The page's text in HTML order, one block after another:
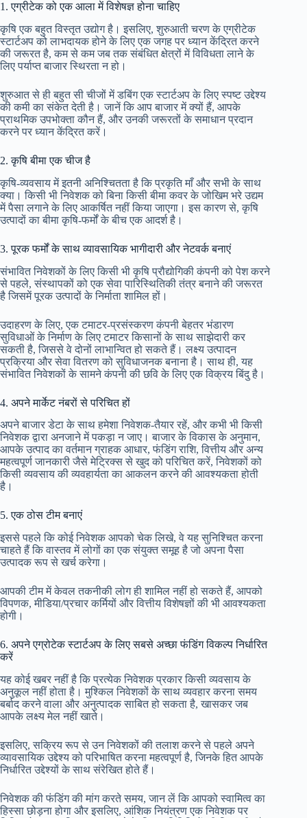
1. एग्रीटेक को एक आला में विशेषज्ञ होना चाहिए
कृषि एक बहुत विस्तृत उद्योग है। इसलिए, शुरुआती चरण के एग्रीटेक
स्टार्टअप को लाभदायक होने के लिए एक जगह पर ध्यान केंद्रित करने
की जरूरत है, कम से कम जब तक संबंधित क्षेत्रों में विविधता लाने के
लिए पर्याप्त बाजार स्थिरता न हो।
शुरुआत से ही बहुत सी चीजों में डबिंग एक स्टार्टअप के लिए स्पष्ट उद्देश्य
की कमी का संकेत देती है। जानें कि आप बाजार में क्यों हैं, आपके
प्राथमिक उपभोक्ता कौन हैं, और उनकी जरूरतों के समाधान प्रदान
करने पर ध्यान केंद्रित करें।
2. कृषि बीमा एक चीज है
कृषि-व्यवसाय में इतनी अनिश्चितता है कि प्रकृति माँ और सभी के साथ
क्या। किसी भी निवेशक को बिना किसी बीमा कवर के जोखिम भरे उद्यम
में पैसा लगाने के लिए आकर्षित नहीं किया जाएगा। इस कारण से, कृषि
उत्पादों का बीमा कृषि-फर्मों के बीच एक आदर्श है।
3. पूरक फर्मों के साथ व्यावसायिक भागीदारी और नेटवर्क बनाएं
संभावित निवेशकों के लिए किसी भी कृषि प्रौद्योगिकी कंपनी को पेश करने
से पहले, संस्थापकों को एक सेवा पारिस्थितिकी तंत्र बनाने की जरूरत
है जिसमें पूरक उत्पादों के निर्माता शामिल हों।
उदाहरण के लिए, एक टमाटर-प्रसंस्करण कंपनी बेहतर भंडारण
सुविधाओं के निर्माण के लिए टमाटर किसानों के साथ साझेदारी कर
सकती है, जिससे वे दोनों लाभान्वित हो सकते हैं। लक्ष्य उत्पादन
प्रक्रिया और सेवा वितरण को सुविधाजनक बनाना है। साथ ही, यह
संभावित निवेशकों के सामने कंपनी की छवि के लिए एक विक्रय बिंदु है।
4. अपने मार्केट नंबरों से परिचित हों
अपने बाजार डेटा के साथ हमेशा निवेशक-तैयार रहें, और कभी भी किसी
निवेशक द्वारा अनजाने में पकड़ा न जाए। बाजार के विकास के अनुमान,
आपके उत्पाद का वर्तमान ग्राहक आधार, फंडिंग राशि, वित्तीय और अन्य
महत्वपूर्ण जानकारी जैसे मेट्रिक्स से खुद को परिचित करें, निवेशकों को
किसी व्यवसाय की व्यवहार्यता का आकलन करने की आवश्यकता होती
है।
5. एक ठोस टीम बनाएं
इससे पहले कि कोई निवेशक आपको चेक लिखे, वे यह सुनिश्चित करना
चाहते हैं कि वास्तव में लोगों का एक संयुक्त समूह है जो अपना पैसा
उत्पादक रूप से खर्च करेगा।
आपकी टीम में केवल तकनीकी लोग ही शामिल नहीं हो सकते हैं, आपको
विपणक, मीडिया/प्रचार कर्मियों और वित्तीय विशेषज्ञों की भी आवश्यकता
होगी।
6. अपने एग्रोटेक स्टार्टअप के लिए सबसे अच्छा फंडिंग विकल्प निर्धारित
करें
यह कोई खबर नहीं है कि प्रत्येक निवेशक प्रकार किसी व्यवसाय के
अनुकूल नहीं होता है। मुश्किल निवेशकों के साथ व्यवहार करना समय
बर्बाद करने वाला और अनुत्पादक साबित हो सकता है, खासकर जब
आपके लक्ष्य मेल नहीं खाते।
इसलिए, सक्रिय रूप से उन निवेशकों की तलाश करने से पहले अपने
व्यावसायिक उद्देश्य को परिभाषित करना महत्वपूर्ण है, जिनके हित आपके
निर्धारित उद्देश्यों के साथ संरेखित होते हैं।
निवेशक की फंडिंग की मांग करते समय, जान लें कि आपको स्वामित्व का
हिस्सा छोड़ना होगा और इसलिए, आंशिक नियंत्रण एक निवेशक पर